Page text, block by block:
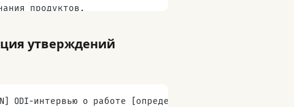
продуктов.
утверждений
ODI-интервью о работе [определение job-to-be-done].